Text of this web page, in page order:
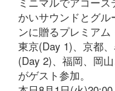
かいサウンドとグ
ンに贈るプレミアム
東京(Day 1)、京都
(Day 2)、福岡、岡
がゲスト参加。